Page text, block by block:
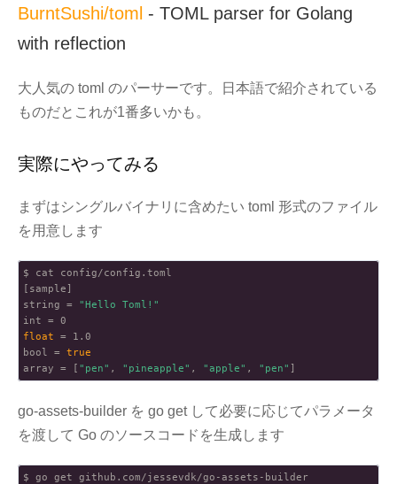
BurntSushi/toml - TOML parser for Golang
with reflection
大人気の toml のパーサーです。日本語で紹介されている
ものだとこれが1番多いかも。
実際にやってみる
まずはシングルバイナリに含めたい toml 形式のファイル
を用意します
$ cat config/config.toml
[sample]
string =
"Hello Toml!"
float = 1.0
bool = true
array = [ "pen" , "pineapple" , "apple" , "pen"
go-assets-builder を go get して必要に応じてパラメータ
を渡して Go のソースコードを生成します
$ go get github.com/jessevdk/go-assets-builder